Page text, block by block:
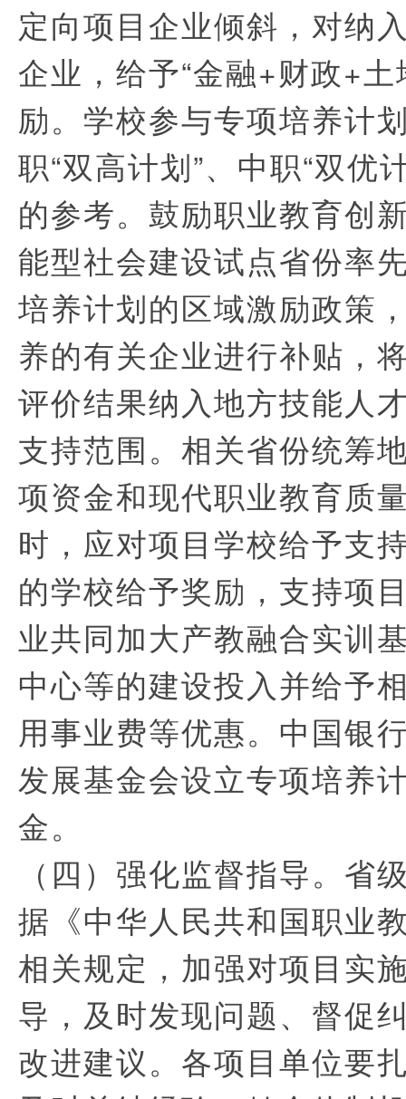
定向项目企业倾斜，对纳
企业，给予“金融+财政+土
励。学校参与专项培养计
职“双高计划”、中职“双优
的参考。鼓励职业教育创
能型社会建设试点省份率
培养计划的区域激励政策
养的有关企业进行补贴，
评价结果纳入地方技能人
支持范围。相关省份统筹
项资金和现代职业教育质
时，应对项目学校给予支
的学校给予奖励，支持项
业共同加大产教融合实训
中心等的建设投入并给予
用事业费等优惠。中国银
发展基金会设立专项培养
金。
（四）强化监督指导。省
据《中华人民共和国职业
相关规定，加强对项目实
导，及时发现问题、督促
改进建议。各项目单位要